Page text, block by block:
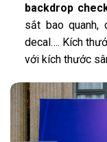
backdrop
sắt bao quanh,
decal…. Kích
với kích thước